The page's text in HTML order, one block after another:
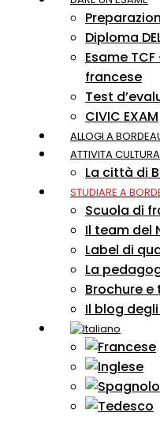
Diploma
Esame
francese
Test
CIVIC EXAM
ALLOGI A
ATTIVITA
La città di
STUDIARE A
Scuola di
Il team del
Label di
La
Brochure
Il blog